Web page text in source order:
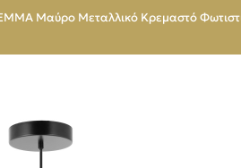
Μαύρο Μεταλλικό Κρεμαστό